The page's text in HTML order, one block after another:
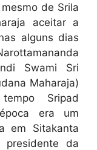
de Srila
aceitar a
alguns dias
Swami Sri
Maharaja)
Sripad
era um
em Sitakanta
da